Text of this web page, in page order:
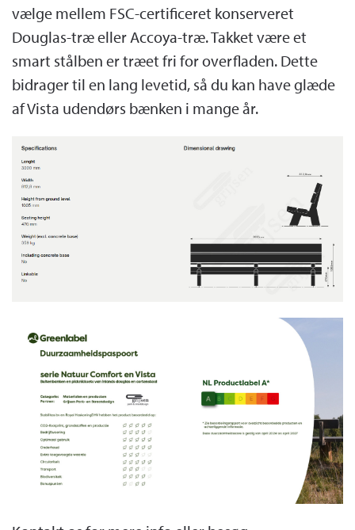
vælge mellem FSC-certificeret konserveret
Douglas-træ eller Accoya-træ. Takket være et
smart stålben er træet fri for overfladen. Dette
bidrager til en lang levetid, så du kan have glæde
af Vista udendørs bænken i mange år.